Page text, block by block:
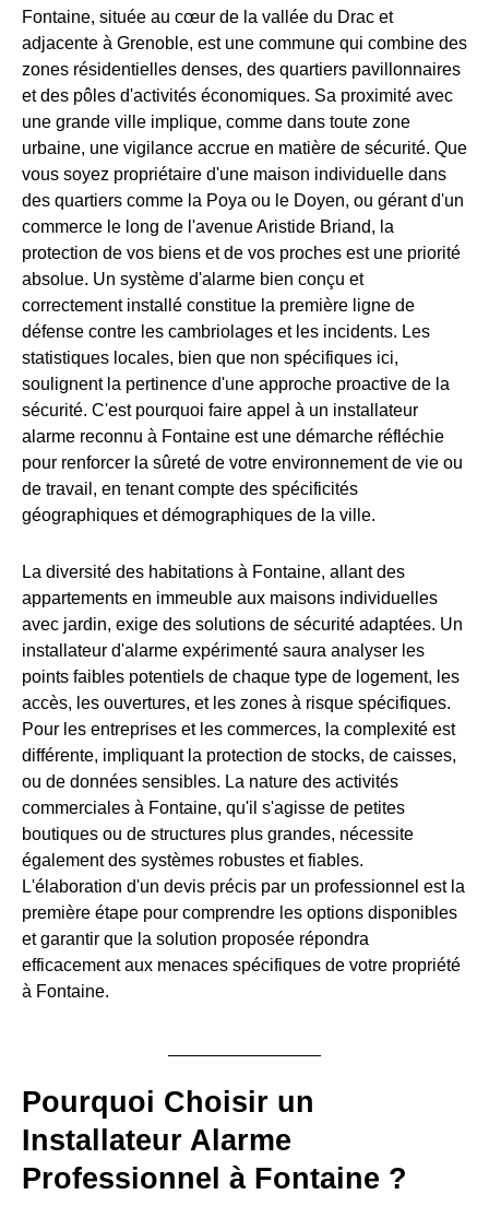
Fontaine, située au cœur de la vallée du Drac et
adjacente à Grenoble, est une commune qui combine des
zones résidentielles denses, des quartiers pavillonnaires
et des pôles d'activités économiques. Sa proximité avec
une grande ville implique, comme dans toute zone
urbaine, une vigilance accrue en matière de sécurité. Que
vous soyez propriétaire d'une maison individuelle dans
des quartiers comme la Poya ou le Doyen, ou gérant d'un
commerce le long de l'avenue Aristide Briand, la
protection de vos biens et de vos proches est une priorité
absolue. Un système d'alarme bien conçu et
correctement installé constitue la première ligne de
défense contre les cambriolages et les incidents. Les
statistiques locales, bien que non spécifiques ici,
soulignent la pertinence d'une approche proactive de la
sécurité. C'est pourquoi faire appel à un installateur
alarme reconnu à Fontaine est une démarche réfléchie
pour renforcer la sûreté de votre environnement de vie ou
de travail, en tenant compte des spécificités
géographiques et démographiques de la ville.
La diversité des habitations à Fontaine, allant des
appartements en immeuble aux maisons individuelles
avec jardin, exige des solutions de sécurité adaptées. Un
installateur d'alarme expérimenté saura analyser les
points faibles potentiels de chaque type de logement, les
accès, les ouvertures, et les zones à risque spécifiques.
Pour les entreprises et les commerces, la complexité est
différente, impliquant la protection de stocks, de caisses,
ou de données sensibles. La nature des activités
commerciales à Fontaine, qu'il s'agisse de petites
boutiques ou de structures plus grandes, nécessite
également des systèmes robustes et fiables.
L'élaboration d'un devis précis par un professionnel est la
première étape pour comprendre les options disponibles
et garantir que la solution proposée répondra
efficacement aux menaces spécifiques de votre propriété
à Fontaine.
Pourquoi Choisir un
Installateur Alarme
Professionnel à Fontaine ?